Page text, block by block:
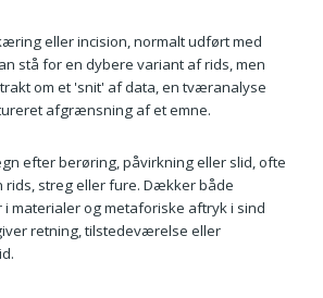
eller incision, normalt udført med
stå for en dybere variant af rids, men
om et 'snit' af data, en tværanalyse
afgrænsning af et emne.
efter berøring, påvirkning eller slid, ofte
rids, streg eller fure. Dækker både
materialer og metaforiske aftryk i sind
retning, tilstedeværelse eller